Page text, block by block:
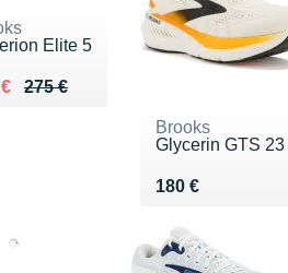
Elite 5
275 €
de 275 €
200 €
Brooks
Glycerin GTS 23
180 €
Vendu 180 €